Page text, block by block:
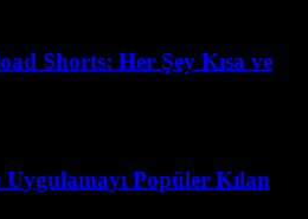
Shorts: Her Şey Kısa ve
Popüler Kılan